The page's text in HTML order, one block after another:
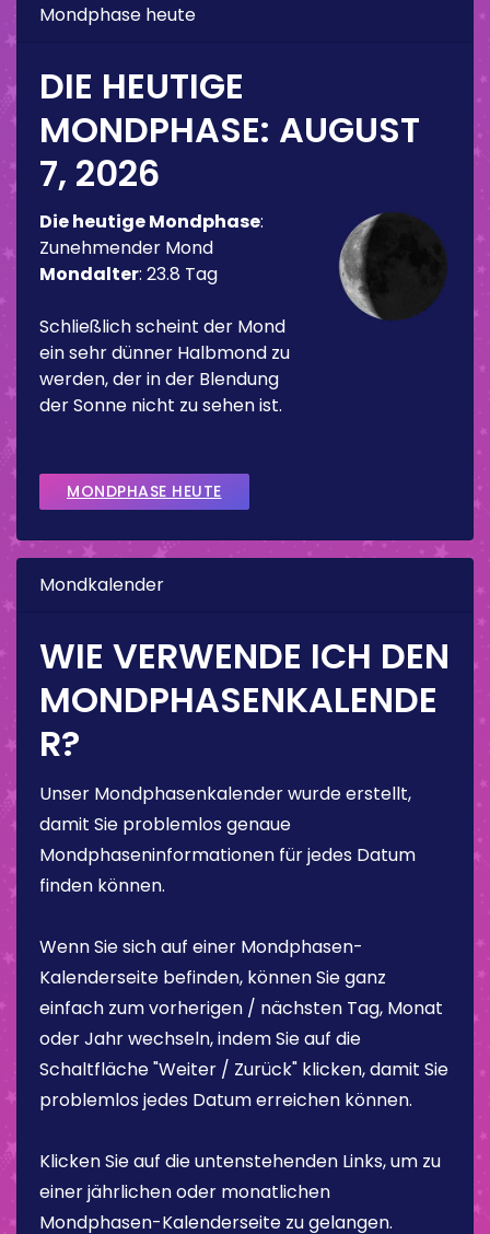
Mondphase heute
DIE HEUTIGE
MONDPHASE: AUGUST
7, 2026
Die heutige Mondphase:
Zunehmender Mond
Mondalter: 23.8 Tag
Schließlich scheint der Mond
ein sehr dünner Halbmond zu
werden, der in der Blendung
der Sonne nicht zu sehen ist.
MONDPHASE HEUTE
Mondkalender
WIE VERWENDE ICH DEN
MONDPHASENKALENDE
R?
Unser Mondphasenkalender wurde erstellt,
damit Sie problemlos genaue
Mondphaseninformationen für jedes Datum
finden können.
Wenn Sie sich auf einer Mondphasen-
Kalenderseite befinden, können Sie ganz
einfach zum vorherigen / nächsten Tag, Monat
oder Jahr wechseln, indem Sie auf die
Schaltfläche "Weiter / Zurück" klicken, damit Sie
problemlos jedes Datum erreichen können.
Klicken Sie auf die untenstehenden Links, um zu
einer jährlichen oder monatlichen
Mondphasen-Kalenderseite zu gelangen.